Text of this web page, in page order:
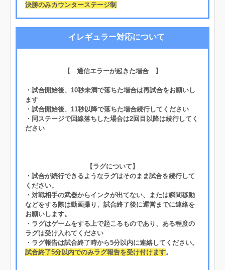
決勝のみカウンターステージ制
イレギュラー対応について
【 通信エラーが起きた場合 】
・試合開始後、10秒未満で落ちた場合は再試合をお願いし
ます
・試合開始後、11秒以降で落ちた場合続行してください
・同ステージで回線落ちした場合は2回目以降は続行してく
ださい
【ラグについて】
・試合が続行できるようなラグはそのまま試合を続行して
ください。
・対戦相手の武器からインクが出てない、または瞬間移動
などをする際は動画撮り、試合終了後に運営までに連絡を
お願いします。
・ラグはゲームをする上で起こるものであり、ある程度の
ラグは受け入れてください
・ラグ報告は試合終了時から5分以内に連絡してください。
試合終了5分以内でのみラグ報告を受け付けます。